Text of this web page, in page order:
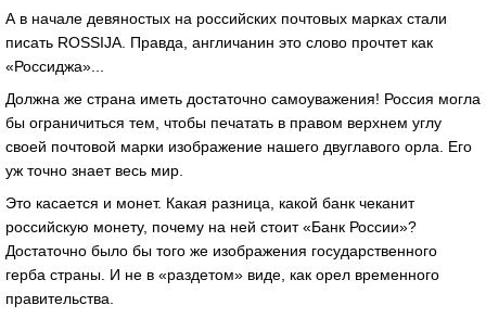
А в начале девяностых на российских почтовых марках стали
писать ROSSIJA. Правда, англичанин это слово прочтет как
«Россиджа»...
Должна же страна иметь достаточно самоуважения! Россия могла
бы ограничиться тем, чтобы печатать в правом верхнем углу
своей почтовой марки изображение нашего двуглавого орла. Его
уж точно знает весь мир.
Это касается и монет. Какая разница, какой банк чеканит
российскую монету, почему на ней стоит «Банк России»?
Достаточно было бы того же изображения государственного
герба страны. И не в «раздетом» виде, как орел временного
правительства.